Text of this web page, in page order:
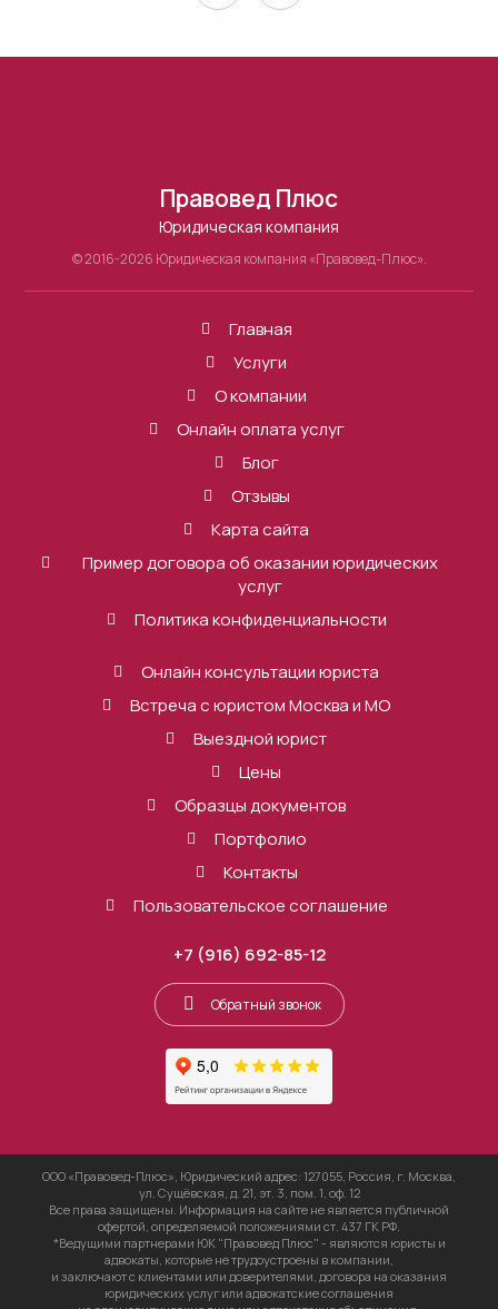
Правовед Плюс
Юридическая компания
© 2016-2026 Юридическая компания «Правовед-Плюс».
Главная
Услуги
О компании
Онлайн оплата услуг
Блог
Отзывы
Карта сайта
Пример договора об оказании юридических
услуг
Политика конфиденциальности
Онлайн консультации юриста
Встреча с юристом Москва и МО
Выездной юрист
Цены
Образцы документов
Портфолио
Контакты
Пользовательское соглашение
+7 (916) 692-85-12
Обратный звонок
ООО «Правовед-Плюс», Юридический адрес: 127055, Россия, г. Москва,
ул. Сущёвская, д. 21, эт. 3, пом. 1, оф. 12
Все права защищены. Информация на сайте не является публичной
офертой, определяемой положениями ст. 437 ГК РФ.
*Ведущими партнерами ЮК "Правовед Плюс" - являются юристы и
адвокаты, которые не трудоустроены в компании,
и заключают с клиентами или доверителями, договора на оказания
юридических услуг или адвокатские соглашения